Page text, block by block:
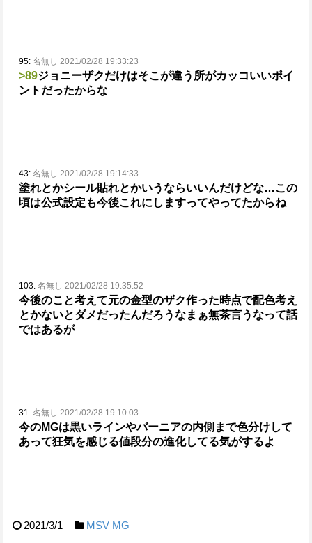
95: 名無し 2021/02/28 19:33:23
>89ジョニーザクだけはそこが違う所がカッコいいポイ
ントだったからな
43: 名無し 2021/02/28 19:14:33
塗れとかシール貼れとかいうならいいんだけどな…この
頃は公式設定も今後これにしますってやってたからね
103: 名無し 2021/02/28 19:35:52
今後のこと考えて元の金型のザク作った時点で配色考え
とかないとダメだったんだろうなまぁ無茶言うなって話
ではあるが
31: 名無し 2021/02/28 19:10:03
今のMGは黒いラインやバーニアの内側まで色分けして
あって狂気を感じる値段分の進化してる気がするよ
2021/3/1 MSV MG